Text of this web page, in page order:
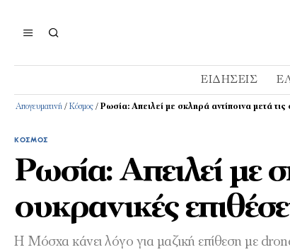
ΕΙΔΉΣΕΙΣ
Απογευματινή / Κόσμος / Ρωσία: Απειλεί με σκληρά αντίποινα μετά
ΚΌΣΜΟΣ
Ρωσία: Απειλεί με
ουκρανικές
Η Μόσχα κάνει λόγο για μαζική επίθεση με